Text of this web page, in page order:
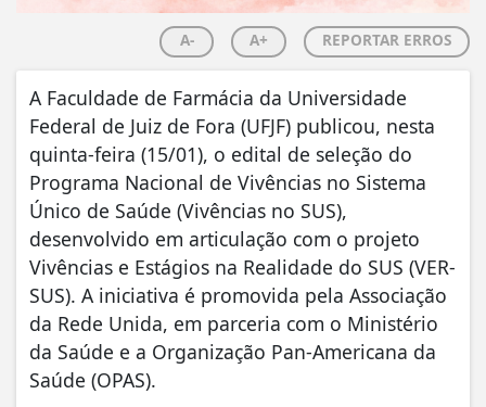
A- A+ REPORTAR ERROS
A Faculdade de Farmácia da Universidade
Federal de Juiz de Fora (UFJF) publicou, nesta
quinta-feira (15/01), o edital de seleção do
Programa Nacional de Vivências no Sistema
Único de Saúde (Vivências no SUS),
desenvolvido em articulação com o projeto
Vivências e Estágios na Realidade do SUS (VER-
SUS). A iniciativa é promovida pela Associação
da Rede Unida, em parceria com o Ministério
da Saúde e a Organização Pan-Americana da
Saúde (OPAS).